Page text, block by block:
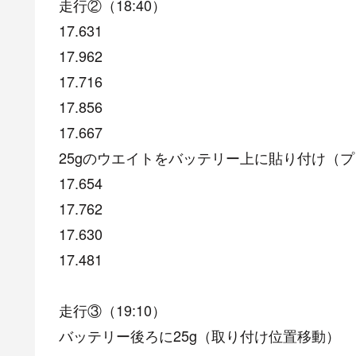
走行②（18:40）
17.631
17.962
17.716
17.856
17.667
25gのウエイトをバッテリー上に貼り付け（プ
17.654
17.762
17.630
17.481
走行③（19:10）
バッテリー後ろに25g（取り付け位置移動）